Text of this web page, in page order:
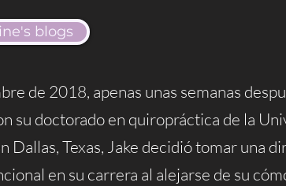
blogs
de 2018, apenas unas semanas
su doctorado en quiropráctica de la
Dallas, Texas, Jake decidió tomar una
en su carrera al alejarse de su